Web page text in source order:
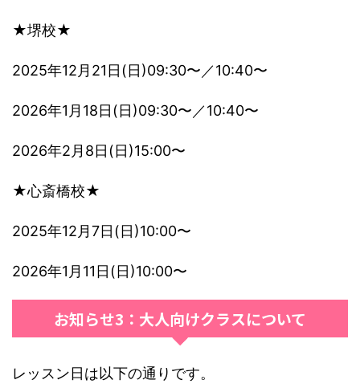
★堺校★
2025年12月21日(日)09:30〜／10:40〜
2026年1月18日(日)09:30〜／10:40〜
2026年2月8日(日)15:00〜
★心斎橋校★
2025年12月7日(日)10:00〜
2026年1月11日(日)10:00〜
お知らせ3：大人向けクラスについて
レッスン日は以下の通りです。